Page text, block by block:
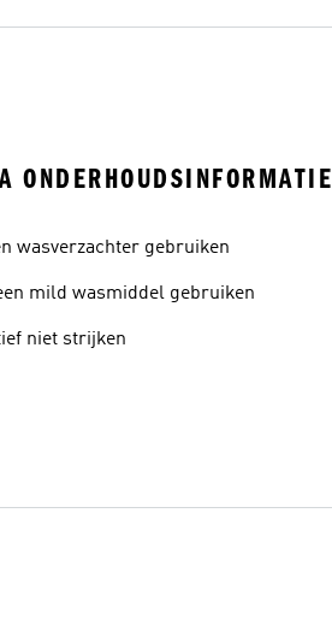
ONDERHOUDSINFORMATIE
wasverzachter gebruiken
mild wasmiddel gebruiken
niet strijken